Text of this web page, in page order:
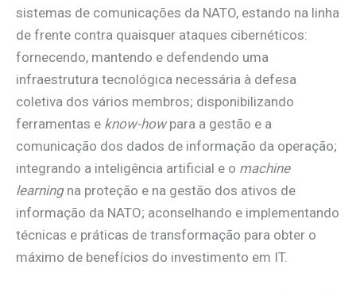
sistemas de comunicações da NATO, estando na linha
de frente contra quaisquer ataques cibernéticos:
fornecendo, mantendo e defendendo uma
infraestrutura tecnológica necessária à defesa
coletiva dos vários membros; disponibilizando
ferramentas e know-howpara a gestão e a
comunicação dos dados de informação da operação;
integrando a inteligência artificial e o machine
learningna proteção e na gestão dos ativos de
informação da NATO; aconselhando e implementando
técnicas e práticas de transformação para obter o
máximo de benefícios do investimento em IT.